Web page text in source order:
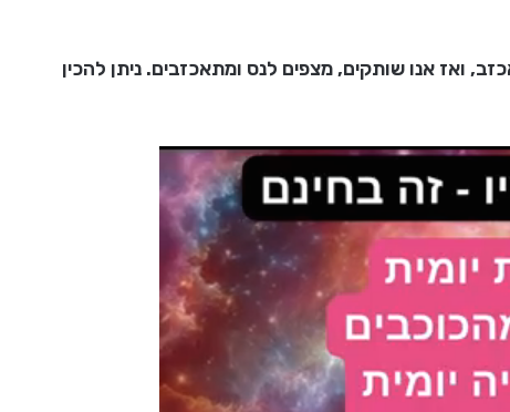
ואז אנו שותקים, מצפים לנס ומתאכזבים. ניתן להכין